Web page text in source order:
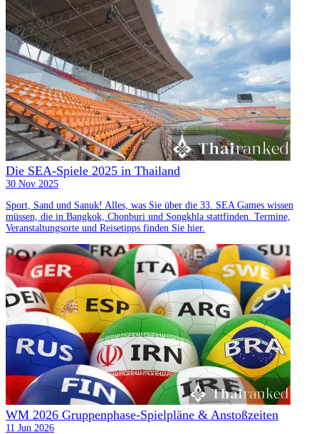
Die SEA-Spiele 2025 in Thailand
30 Nov 2025
Sport, Sand und Sanuk! Alles, was Sie über die 33. SEA Games wissen
müssen, die in Bangkok, Chonburi und Songkhla stattfinden. Termine,
Veranstaltungsorte und Reisetipps finden Sie hier.
WM 2026 Gruppenphase-Spielpläne & Anstoßzeiten
11 Jun 2026